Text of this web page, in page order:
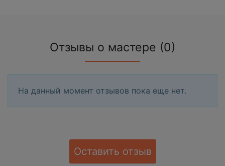
Отзывы о мастере (0)
На данный момент отзывов пока еще нет.
Оставить отзыв